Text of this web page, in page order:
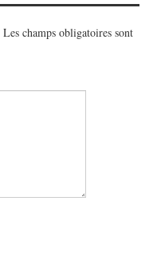
Les champs obligatoires sont